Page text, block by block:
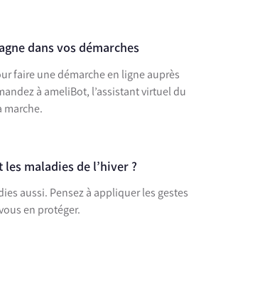
dans vos démarches
faire une démarche en ligne auprès
à ameliBot, l’assistant virtuel du
marche.
maladies de l’hiver ?
aussi. Pensez à appliquer les gestes
en protéger.